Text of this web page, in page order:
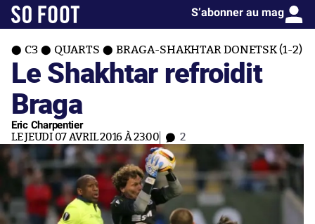
S’abonner au mag
C3 QUARTS BRAGA-SHAKHTAR DONETSK (1-2)
Le Shakhtar refroidit
Braga
Eric Charpentier
LE JEUDI 07 AVRIL 2016 À 23:00 2